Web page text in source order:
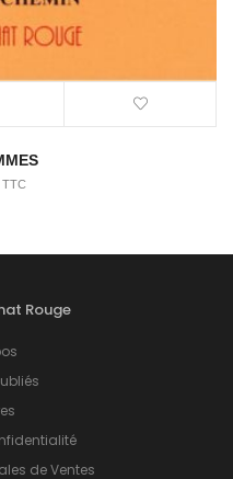
TTC
Rouge
de Ventes